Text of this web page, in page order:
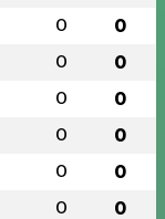
0 0
0 0
0 0
0 0
0 0
0 0